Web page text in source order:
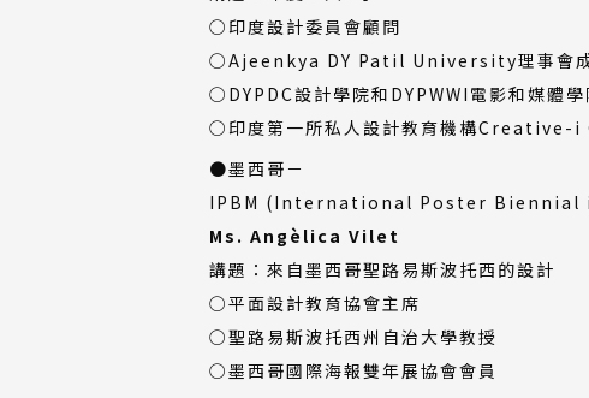
○印度設計委員會顧問
○Ajeenkya DY Patil University理事會
○DYPDC設計學院和DYPWWI電影和媒體學
○印度第一所私人設計教育機構Creative-i
●墨西哥－
IPBM (International Poster Biennial in
Ms. Angèlica Vilet
講題：來自墨西哥聖路易斯波托西的設計
○平面設計教育協會主席
○聖路易斯波托西州自治大學教授
○墨西哥國際海報雙年展協會會員